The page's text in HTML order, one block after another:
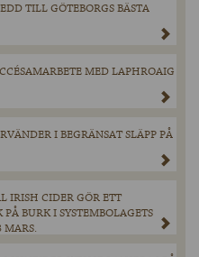
TILL GÖTEBORGS BÄSTA
MED LAPHROAIG
I BEGRÄNSAT SLÄPP PÅ
IRISH CIDER GÖR ETT
BURK I SYSTEMBOLAGETS
MARS.